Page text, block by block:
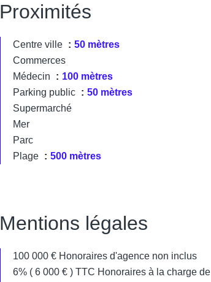
Proximités
Centre ville
50 mètres
Commerces
Médecin
100 mètres
Parking public
50 mètres
Supermarché
Mer
Parc
Plage
500 mètres
Mentions légales
100 000 € Honoraires d'agence non inclus
6% ( 6 000 € ) TTC Honoraires à la charge de